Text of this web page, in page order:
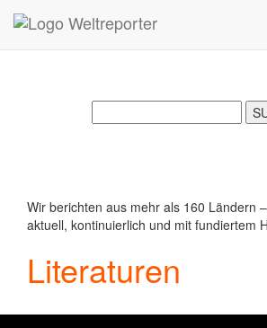
Zum Inhalt springen
Wir berichten aus mehr als 160 Ländern –
aktuell, kontinuierlich und mit fundiertem
Literaturen